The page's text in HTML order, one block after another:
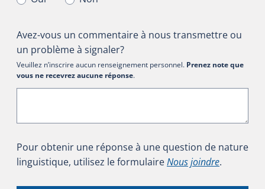
Avez-vous un commentaire à nous transmettre ou
un problème à signaler?
Veuillez n’inscrire aucun renseignement personnel. Prenez note que
vous ne recevrez aucune réponse.
Pour obtenir une réponse à une question de nature
linguistique, utilisez le formulaireNous joindre.